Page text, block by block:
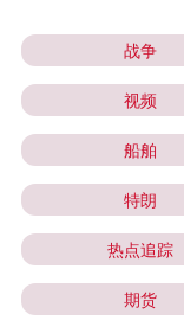
战争
视频
船舶
特朗
热点追踪
期货